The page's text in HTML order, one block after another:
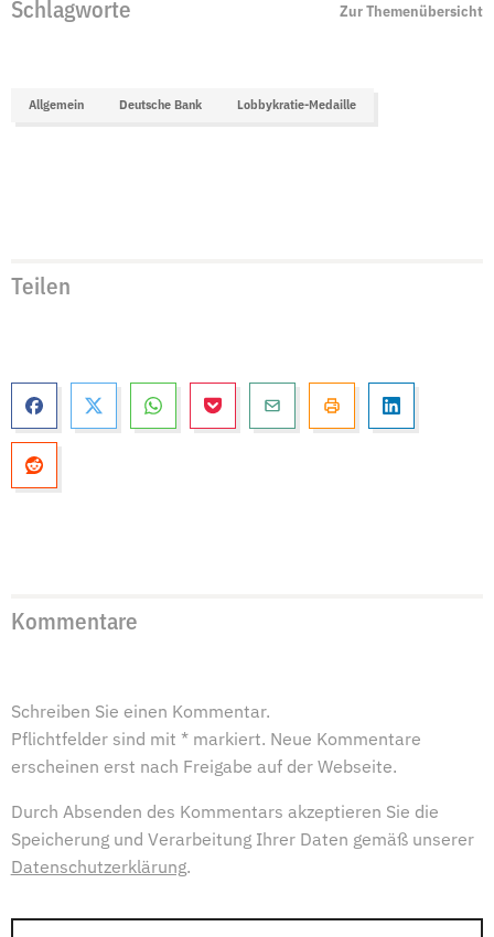
Schlagworte Zur Themenübersicht
Allgemein Deutsche Bank Lobbykratie-Medaille
Teilen
Kommentare
Schreiben Sie einen Kommentar.
Pflichtfelder sind mit * markiert. Neue Kommentare
erscheinen erst nach Freigabe auf der Webseite.
Durch Absenden des Kommentars akzeptieren Sie die
Speicherung und Verarbeitung Ihrer Daten gemäß unserer
Datenschutzerklärung.